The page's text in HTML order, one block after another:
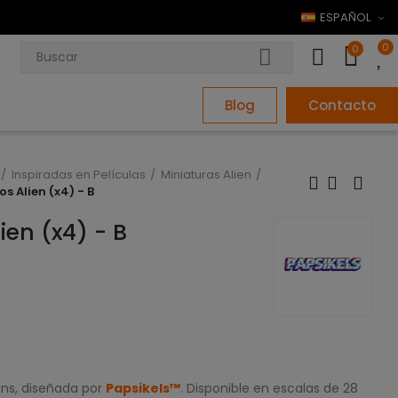
ESPAÑOL
0 0
Blog Contacto
Inspiradas en Películas
Miniaturas Alien
Alien (x4) - B
(x4) - B
diseñada por Papsikels™. Disponible en escalas de 28